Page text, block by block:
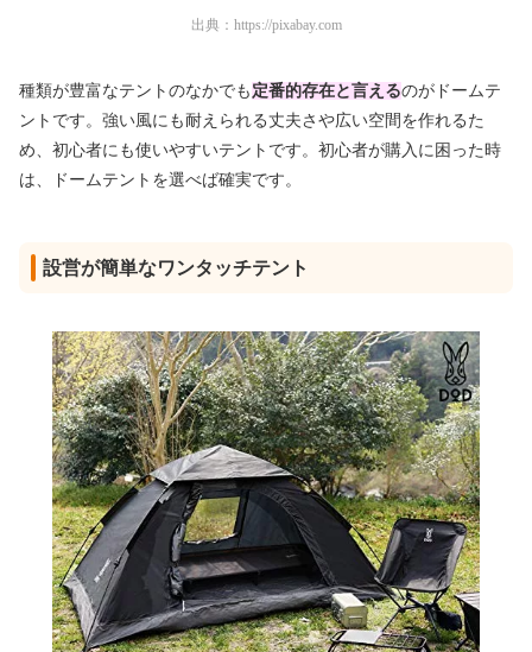
出典： https://pixabay.com
種類が豊富なテントのなかでも 定番的存在と言えるのがドームテ
ントです。強い風にも耐えられる丈夫さや広い空間を作れるた
め、初心者にも使いやすいテントです。初心者が購入に困った時
は、ドームテントを選べば確実です。
設営が簡単なワンタッチテント